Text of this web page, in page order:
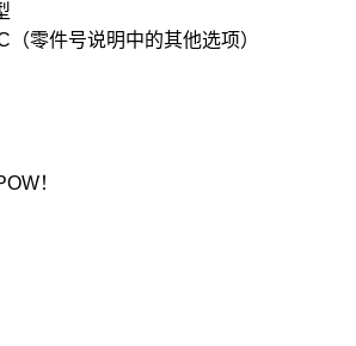
零件号说明中的其他选项）
！